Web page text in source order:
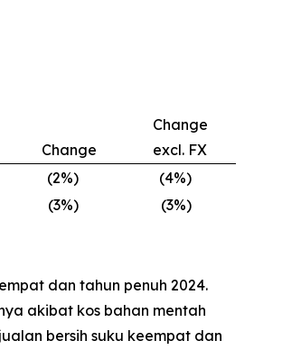
Change
Change
excl. FX
(2%) (4%)
(3%) (3%)
dan tahun penuh 2024.
akibat kos bahan mentah
bersih suku keempat dan